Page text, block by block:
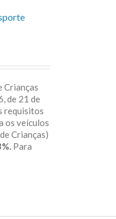
Crianças
de 21 de
requisitos
os veículos
Crianças)
Para